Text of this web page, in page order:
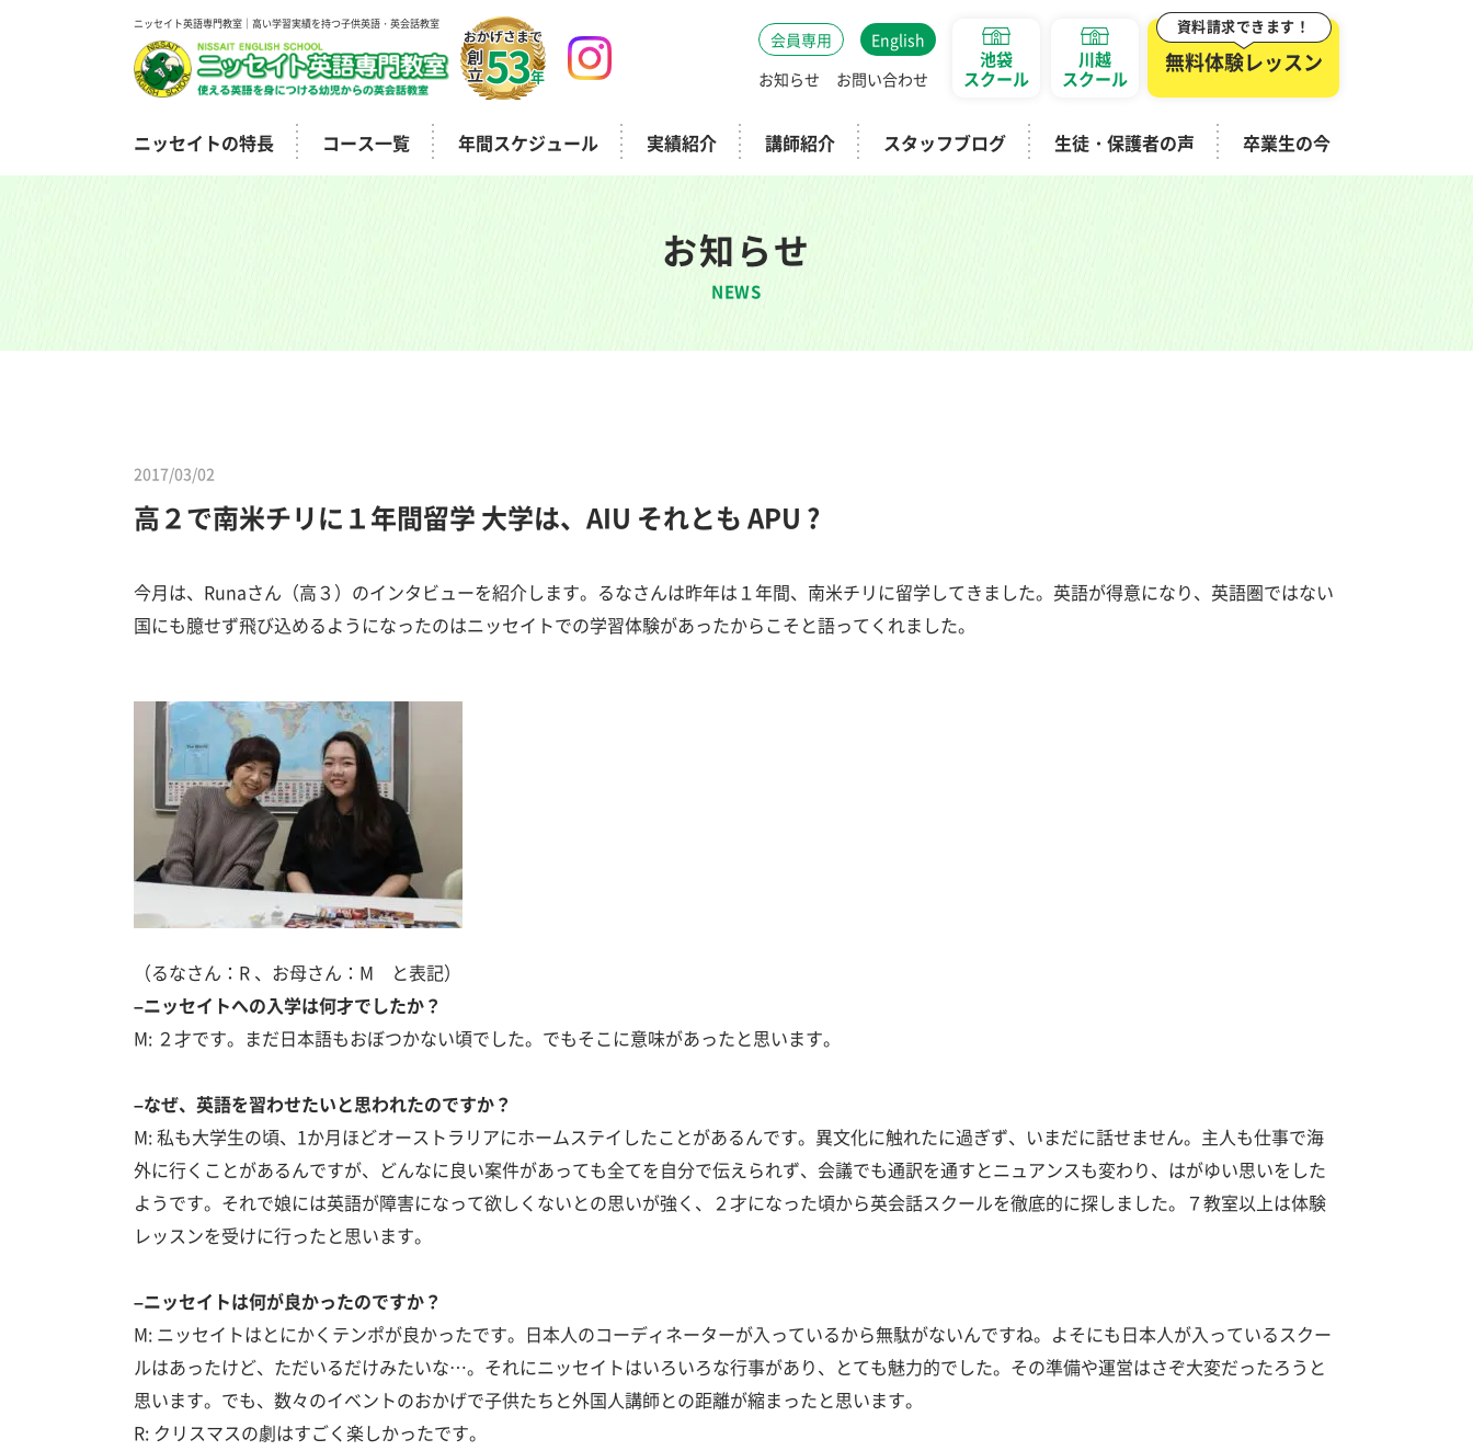
ニッセイト英語専門教室｜高い学習実績を持つ子供英語・英会話教室
53年
会員専用
English
お知らせ
お問い合わせ
池袋
スクール
川越
スクール
資料請求できます！
無料体験レッスン
ニッセイトの特長 コース一覧 年間スケジュール 実績紹介 講師紹介 スタッフブログ 生徒・保護者の声 卒業生の今
お知らせ
NEWS
2017/03/02
高２で南米チリに１年間留学 大学は、AIU それとも APU ?
今月は、Runaさん（高３）のインタビューを紹介します。るなさんは昨年は１年間、南米チリに留学してきました。英語が得意になり、英語圏ではない
国にも臆せず飛び込めるようになったのはニッセイトでの学習体験があったからこそと語ってくれました。
（るなさん：R 、お母さん：M と表記）
–ニッセイトへの入学は何才でしたか？
M: ２才です。まだ日本語もおぼつかない頃でした。でもそこに意味があったと思います。
–なぜ、英語を習わせたいと思われたのですか？
M: 私も大学生の頃、1か月ほどオーストラリアにホームステイしたことがあるんです。異文化に触れたに過ぎず、いまだに話せません。主人も仕事で海
外に行くことがあるんですが、どんなに良い案件があっても全てを自分で伝えられず、会議でも通訳を通すとニュアンスも変わり、はがゆい思いをした
ようです。それで娘には英語が障害になって欲しくないとの思いが強く、２才になった頃から英会話スクールを徹底的に探しました。７教室以上は体験
レッスンを受けに行ったと思います。
–ニッセイトは何が良かったのですか？
M: ニッセイトはとにかくテンポが良かったです。日本人のコーディネーターが入っているから無駄がないんですね。よそにも日本人が入っているスクー
ルはあったけど、ただいるだけみたいな…。それにニッセイトはいろいろな行事があり、とても魅力的でした。その準備や運営はさぞ大変だったろうと
思います。でも、数々のイベントのおかげで子供たちと外国人講師との距離が縮まったと思います。
R: クリスマスの劇はすごく楽しかったです。